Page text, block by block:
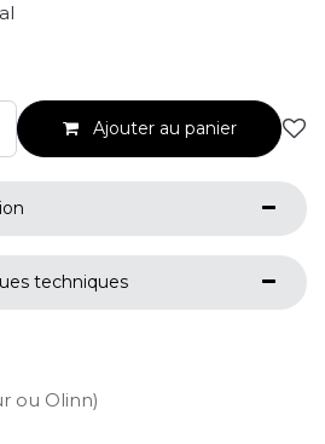
Ajouter au panier
techniques
ou Olinn)